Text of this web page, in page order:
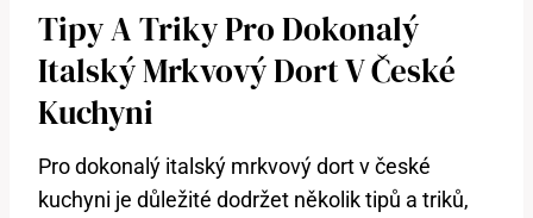
Tipy A Triky​ Pro Dokonalý
Italský Mrkvový Dort V České
⁤kuchyni
Pro dokonalý ​italský mrkvový‌ dort v české
kuchyni je důležité‌ dodržet několik tipů a triků,